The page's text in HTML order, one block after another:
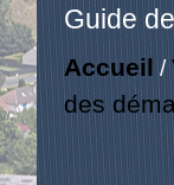
Guide
Accueil /
des